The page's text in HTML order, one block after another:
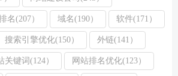
名(207） 域名(190） 软件(171）
搜索引擎优化(150） 外链(141）
关键词(124） 网站排名优化(123）